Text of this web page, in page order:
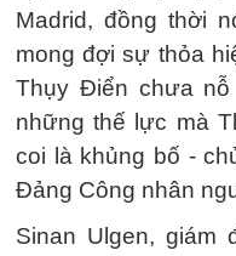
Madrid, đồng thời
mong đợi sự thỏa
Thụy Điển chưa
những thế lực mà
coi là khủng bố -
Đảng Công nhân
Sinan Ulgen, giám